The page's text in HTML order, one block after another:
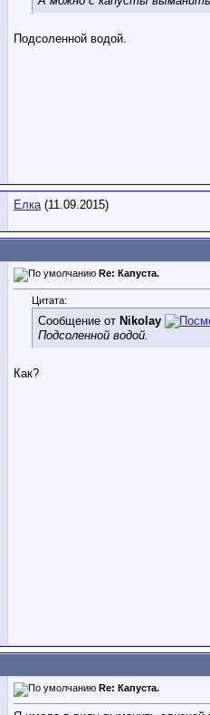
Подсоленной водой.
Елка(11.09.2015)
Re: Капуста.
Цитата:
Сообщение от Nikolay
Подсоленной водой.
Как?
Re: Капуста.